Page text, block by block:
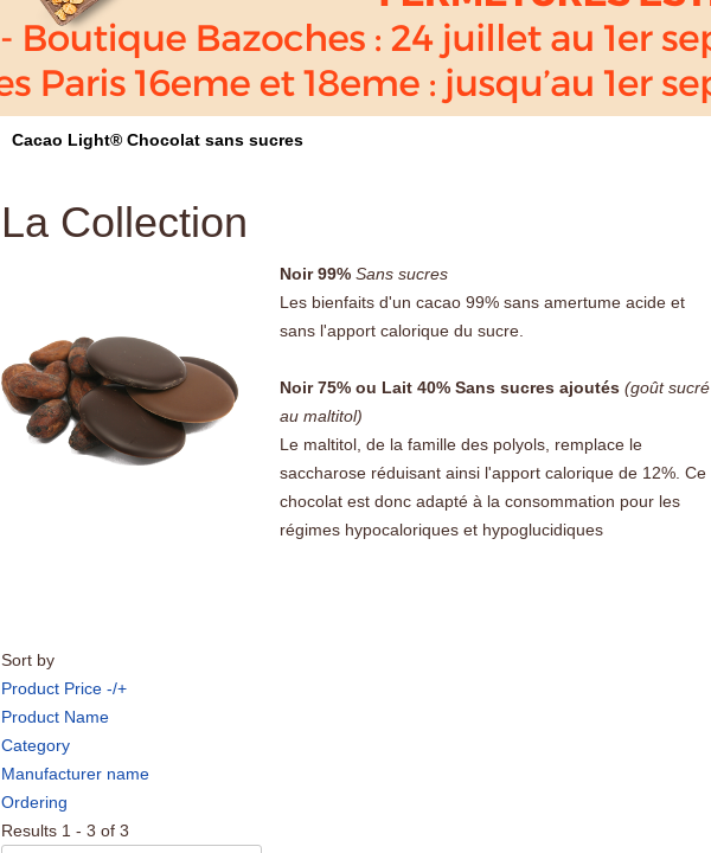
Cacao Light® Chocolat sans sucres
La Collection
Noir 99% Sans sucres
Les bienfaits d'un cacao 99% sans amertume acide et
sans l'apport calorique du sucre.
Noir 75% ou Lait 40% Sans sucres ajoutés (goût sucré
au maltitol)
Le maltitol, de la famille des polyols, remplace le
saccharose réduisant ainsi l'apport calorique de 12%. Ce
chocolat est donc adapté à la consommation pour les
régimes hypocaloriques et hypoglucidiques
Sort by
Product Price -/+
Product Name
Category
Manufacturer name
Ordering
Results 1 - 3 of 3